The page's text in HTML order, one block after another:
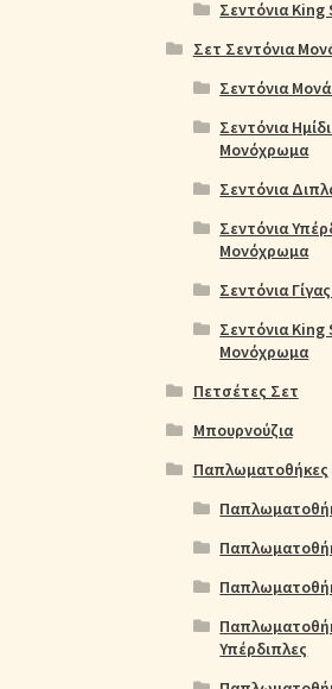
Σεντόνια King
Σετ Σεντόνια
Σεντόνια
Σεντόνια
Μονόχρωμα
Σεντόνια
Σεντόνια
Μονόχρωμα
Σεντόνια
Σεντόνια King
Μονόχρωμα
Πετσέτες Σετ
Μπουρνούζια
Παπλωματοθήκες
Υπέρδιπλες